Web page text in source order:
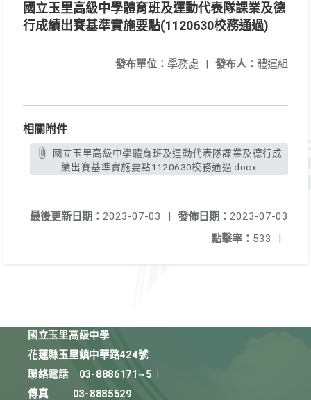
國立玉里高級中學體育班及運動代表隊課業及德
行成績出賽基準實施要點(1120630校務通過)
發布人： 體運組
發布單位： 學務處 |
相關附件
績出賽基準實施要點1120630校務通過.docx
發佈日期： 2023-07-03
最後更新日期： 2023-07-03
|
點擊率： 533 |
國立玉里高級中學
花蓮縣玉里鎮中華路424號
聯絡電話
03-8886171~5
傳真
03-8885529